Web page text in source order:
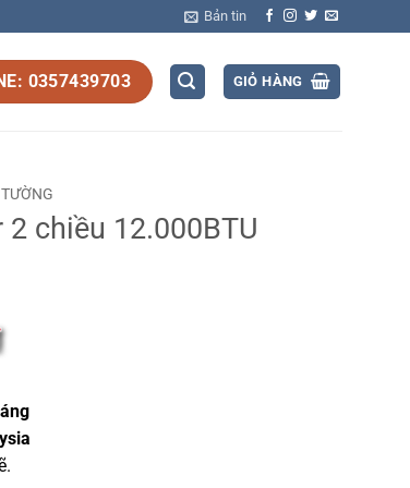
Bản tin
0357439703 GIỎ HÀNG
chiều 12.000BTU
Giá
hiện
là:
7.900.000 ₫.